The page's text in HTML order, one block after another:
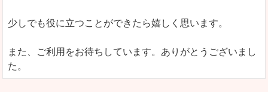
少しでも役に立つことができたら嬉しく思います。
また、ご利用をお待ちしています。ありがとうございまし
た。